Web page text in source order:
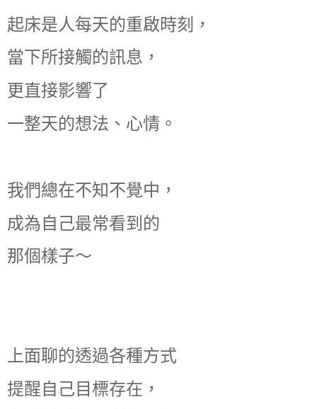
起床是人每天的重啟時刻，
當下所接觸的訊息，
更直接影響了
一整天的想法、心情。
我們總在不知不覺中，
成為自己最常看到的
那個樣子～
上面聊的透過各種方式
提醒自己目標存在，